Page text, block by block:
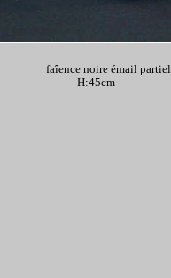
faîence noire émail partiel
H:45cm